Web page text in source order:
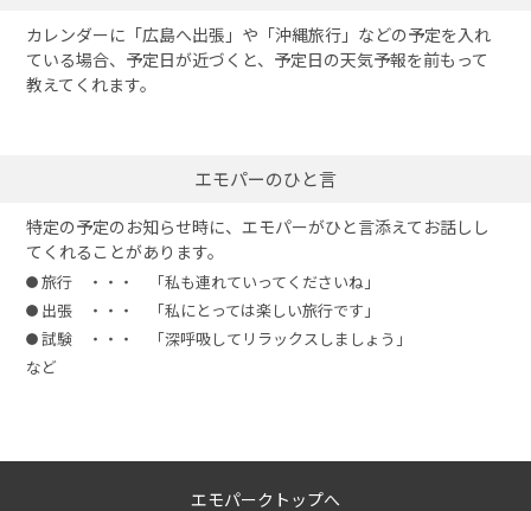
カレンダーに「広島へ出張」や「沖縄旅行」などの予定を入れ
ている場合、予定日が近づくと、予定日の天気予報を前もって
教えてくれます。
エモパーのひと言
特定の予定のお知らせ時に、エモパーがひと言添えてお話しし
てくれることがあります。
旅行 ・・・ 「私も連れていってくださいね」
出張 ・・・ 「私にとっては楽しい旅行です」
試験 ・・・ 「深呼吸してリラックスしましょう」
など
エモパークトップへ